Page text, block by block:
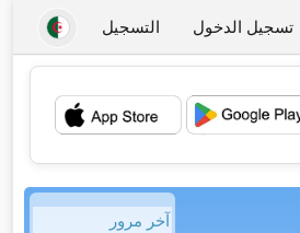
تسجيل الدخول التسجيل
💖
آخر مرور